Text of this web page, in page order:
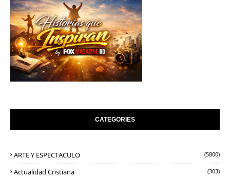
CATEGORIES
ARTE Y ESPECTACULO (5800)
Actualidad Cristiana (303)